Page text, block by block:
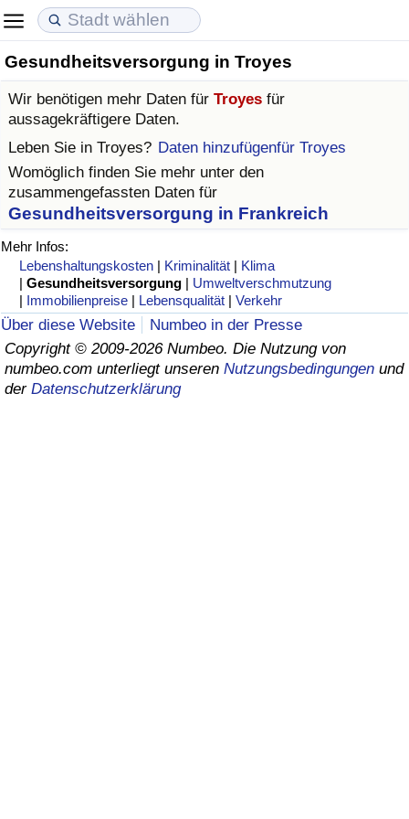
Gesundheitsversorgung in Troyes
Wir benötigen mehr Daten für Troyes für
aussagekräftigere Daten.
Leben Sie in Troyes? Daten hinzufügenfür Troyes
Womöglich finden Sie mehr unter den
zusammengefassten Daten für
Gesundheitsversorgung in Frankreich
Mehr Infos:
Lebenshaltungskosten | Kriminalität | Klima
|Gesundheitsversorgung | Umweltverschmutzung
| Immobilienpreise | Lebensqualität |Verkehr
Über diese Website
Numbeo in der Presse
Copyright © 2009-2026 Numbeo. Die Nutzung von
numbeo.com unterliegt unseren Nutzungsbedingungen und
der Datenschutzerklärung
Lebenshaltungskosten
Lebenshaltungskosten-Index (aktuell)
Lebenshaltungskosten-Index
Lebenshaltungskosten-Index nach Land
in Akaba
Immobilienpreise
Immobilienpreis-Index (aktuell)
Immobilienpreis-Index
Immobilienpreis-Index nach Land
Lebensqualität
Lebensqualität-Index
Lebensqualität-Index (aktuell)
Lebensqualitätsindex nach Land
Kriminalität
Kriminalitäts-Index (aktuell)
Kriminalitäts-Index
Kriminalitätsindex nach Land